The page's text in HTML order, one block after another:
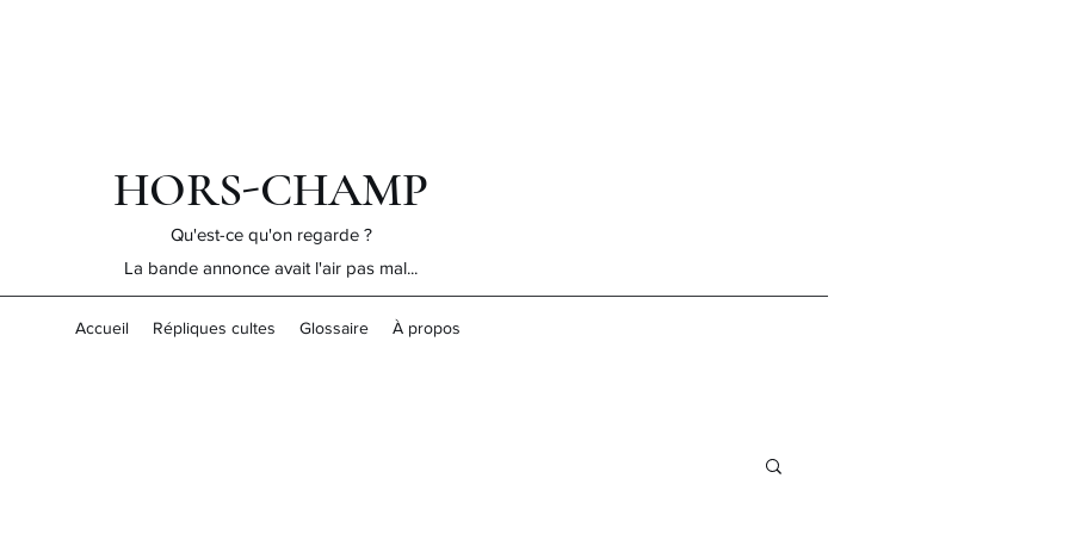
HORS-CHAMP
Qu'est-ce qu'on regarde ?
La bande annonce avait l'air pas mal...
Accueil Répliques cultes Glossaire À propos